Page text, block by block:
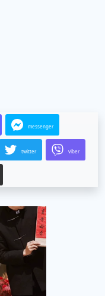
messenger
twitter viber